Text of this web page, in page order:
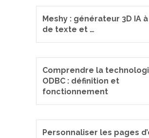
Meshy : générateur 3D IA
de texte et …
Comprendre la
ODBC : définition et
fonctionnement
Personnaliser les pages